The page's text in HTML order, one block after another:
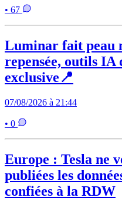
• 67
Luminar fait peau
repensée, outils IA
exclusive📍
07/08/2026 à 21:44
• 0
Europe : Tesla ne
publiées les
confiées à la RDW